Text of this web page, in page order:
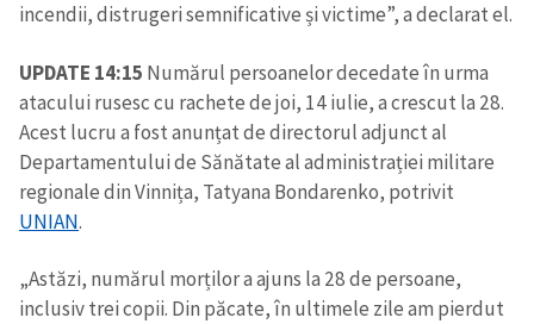
incendii, distrugeri semnificative și victime”, a declarat el.
UPDATE 14:15 Numărul persoanelor decedate în urma
atacului rusesc cu rachete de joi, 14 iulie, a crescut la 28.
Acest lucru a fost anunțat de directorul adjunct al
Departamentului de Sănătate al administrației militare
regionale din Vinnița, Tatyana Bondarenko, potrivit
UNIAN.
„Astăzi, numărul morților a ajuns la 28 de persoane,
inclusiv trei copii. Din păcate, în ultimele zile am pierdut